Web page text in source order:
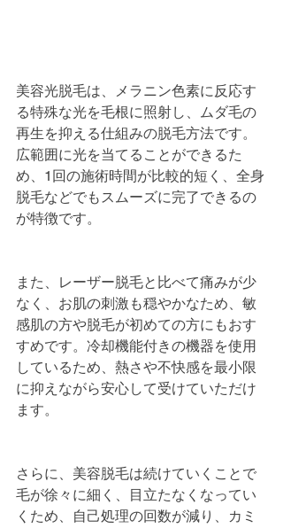
美容光脱毛は、メラニン色素に反応す
る特殊な光を毛根に照射し、ムダ毛の
再生を抑える仕組みの脱毛方法です。
広範囲に光を当てることができるた
め、1回の施術時間が比較的短く、全身
脱毛などでもスムーズに完了できるの
が特徴です。
また、レーザー脱毛と比べて痛みが少
なく、お肌の刺激も穏やかなため、敏
感肌の方や脱毛が初めての方にもおす
すめです。冷却機能付きの機器を使用
しているため、熱さや不快感を最小限
に抑えながら安心して受けていただけ
ます。
さらに、美容脱毛は続けていくことで
毛が徐々に細く、目立たなくなってい
くため、自己処理の回数が減り、カミ